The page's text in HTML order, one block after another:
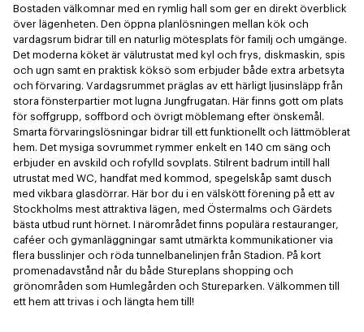
Bostaden välkomnar med en rymlig hall som ger en direkt överblick
över lägenheten. Den öppna planlösningen mellan kök och
vardagsrum bidrar till en naturlig mötesplats för familj och umgänge.
Det moderna köket är välutrustat med kyl och frys, diskmaskin, spis
och ugn samt en praktisk köksö som erbjuder både extra arbetsyta
och förvaring. Vardagsrummet präglas av ett härligt ljusinsläpp från
stora fönsterpartier mot lugna Jungfrugatan. Här finns gott om plats
för soffgrupp, soffbord och övrigt möblemang efter önskemål.
Smarta förvaringslösningar bidrar till ett funktionellt och lättmöblerat
hem. Det mysiga sovrummet rymmer enkelt en 140 cm säng och
erbjuder en avskild och rofylld sovplats. Stilrent badrum intill hall
utrustat med WC, handfat med kommod, spegelskåp samt dusch
med vikbara glasdörrar. Här bor du i en välskött förening på ett av
Stockholms mest attraktiva lägen, med Östermalms och Gärdets
bästa utbud runt hörnet. I närområdet finns populära restauranger,
caféer och gymanläggningar samt utmärkta kommunikationer via
flera busslinjer och röda tunnelbanelinjen från Stadion. På kort
promenadavstånd når du både Stureplans shopping och
grönområden som Humlegården och Stureparken. Välkommen till
ett hem att trivas i och längta hem till!